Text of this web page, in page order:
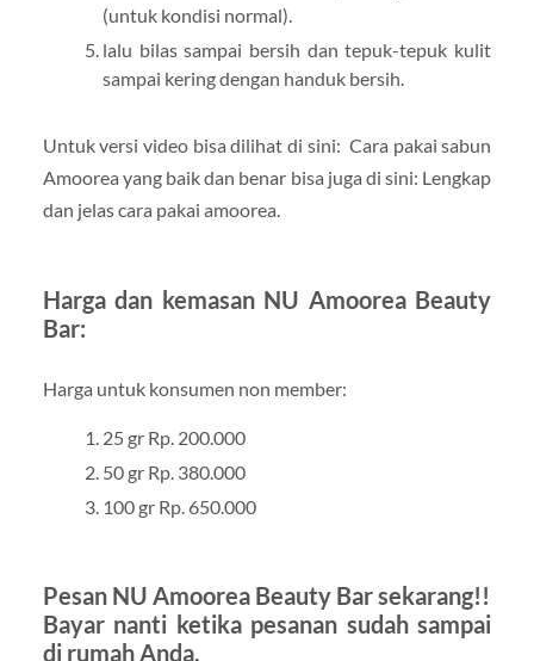
(untuk kondisi normal).
lalu bilas sampai bersih dan tepuk-tepuk kulit
sampai kering dengan handuk bersih.
Untuk versi video bisa dilihat di sini: Cara pakai sabun
Amoorea yang baik dan benar bisa juga di sini: Lengkap
dan jelas cara pakai amoorea.
Harga dan kemasan NU Amoorea Beauty
Bar:
Harga untuk konsumen non member:
25 gr Rp. 200.000
50 gr Rp. 380.000
100 gr Rp. 650.000
Pesan NU Amoorea Beauty Bar sekarang!!
Bayar nanti ketika pesanan sudah sampai
di rumah Anda.